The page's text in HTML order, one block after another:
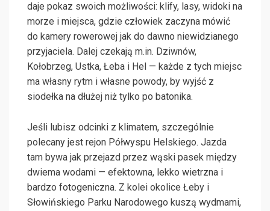
daje pokaz swoich możliwości: klify, lasy, widoki na
morze i miejsca, gdzie człowiek zaczyna mówić
do kamery rowerowej jak do dawno niewidzianego
przyjaciela. Dalej czekają m.in. Dziwnów,
Kołobrzeg, Ustka, Łeba i Hel — każde z tych miejsc
ma własny rytm i własne powody, by wyjść z
siodełka na dłużej niż tylko po batonika.
Jeśli lubisz odcinki z klimatem, szczególnie
polecany jest rejon Półwyspu Helskiego. Jazda
tam bywa jak przejazd przez wąski pasek między
dwiema wodami — efektowna, lekko wietrzna i
bardzo fotogeniczna. Z kolei okolice Łeby i
Słowińskiego Parku Narodowego kuszą wydmami,